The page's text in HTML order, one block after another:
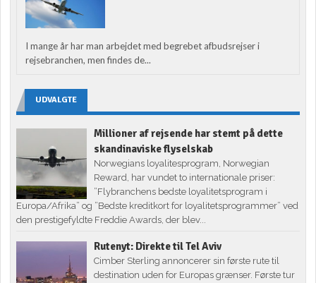
I mange år har man arbejdet med begrebet afbudsrejser i
rejsebranchen, men findes de...
UDVALGTE
Millioner af rejsende har stemt på dette
skandinaviske flyselskab
Norwegians loyalitesprogram, Norwegian
Reward, har vundet to internationale priser:
”Flybranchens bedste loyalitetsprogram i
Europa/Afrika” og ”Bedste kreditkort for loyalitetsprogrammer” ved
den prestigefyldte Freddie Awards, der blev...
Rutenyt: Direkte til Tel Aviv
Cimber Sterling annoncerer sin første rute til
destination uden for Europas grænser. Første tur